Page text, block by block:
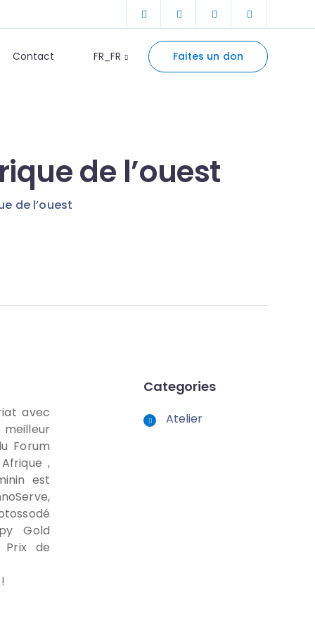
Contact FR_FR Faites un don
de l’ouest
de l’ouest
avec
Forum
,
est
Gold
de
Categories
Atelier